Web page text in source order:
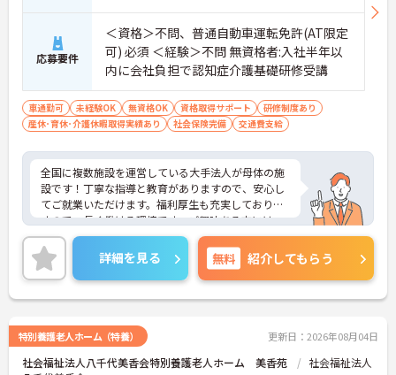
応募要件
＜資格＞不問、普通自動車運転免許(AT限定
可) 必須 ＜経験＞不問 無資格者:入社半年以
内に会社負担で認知症介護基礎研修受講
車通勤可 未経験OK 無資格OK 資格取得サポート
研修制度あり
産休･育休･介護休暇取得実績あり
社会保険完備 交通費支給
全国に複数施設を運営している大手法人が母体の施
設です！丁寧な指導と教育がありますので、安心し
てご就業いただけます。福利厚生も充実しておりま
すので、長く働ける環境です。ご興味ある方には、
面接のポイントなど、さらに詳細をお話致しますの
でお気軽にご相談ください。
詳細を見る 無料 紹介してもらう
特別養護老人ホーム（特養） 更新日：2026年08月04日
社会福祉法人八千代美香会特別養護老人ホーム 美香苑
社会福祉法人